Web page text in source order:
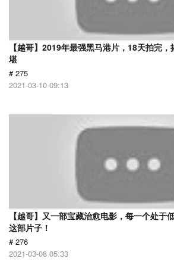
【越哥】2019年最强黑马港片，18天拍完
堪
# 275
2021-03-10 09:13
【越哥】又一部宝藏治愈电影，每一个处于
这部片子！
# 276
2021-03-08 05:33